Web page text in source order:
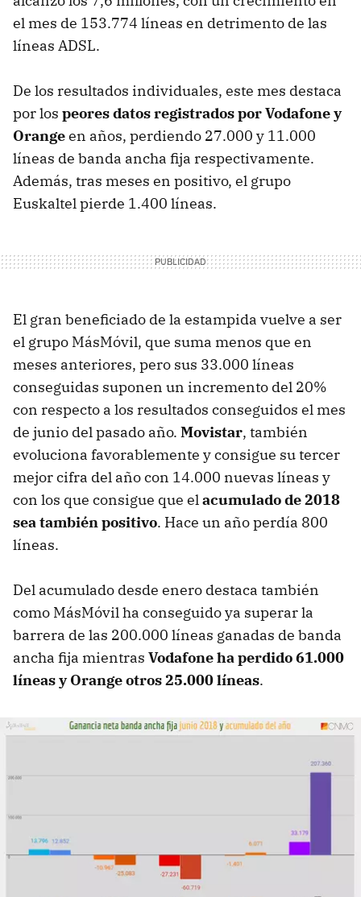
el mes de 153.774 líneas en detrimento de las
líneas ADSL.
De los resultados individuales, este mes destaca
por los peores datos registrados por Vodafone y
Orangeen años, perdiendo 27.000 y 11.000
líneas de banda ancha fija respectivamente.
Además, tras meses en positivo, el grupo
Euskaltel pierde 1.400 líneas.
El gran beneficiado de la estampida vuelve a ser
el grupo MásMóvil, que suma menos que en
meses anteriores, pero sus 33.000 líneas
conseguidas suponen un incremento del 20%
con respecto a los resultados conseguidos el mes
de junio del pasado año. Movistar, también
evoluciona favorablemente y consigue su tercer
mejor cifra del año con 14.000 nuevas líneas y
con los que consigue que elacumulado de 2018
sea también positivo. Hace un año perdía 800
líneas.
Del acumulado desde enero destaca también
como MásMóvil ha conseguido ya superar la
barrera de las 200.000 líneas ganadas de banda
ancha fija mientras Vodafone ha perdido 61.000
líneas y Orange otros 25.000 líneas.